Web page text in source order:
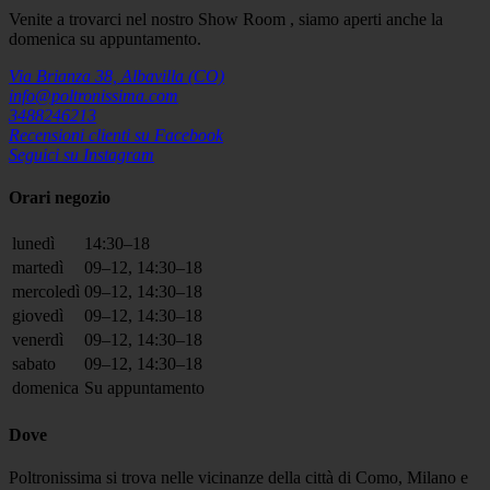
Venite a trovarci nel nostro Show Room , siamo aperti anche la
domenica su appuntamento.
Via Brianza 38, Albavilla (CO)
info@poltronissima.com
3488246213
Recensioni clienti su Facebook
Seguici su Instagram
Orari negozio
lunedì
14:30–18
martedì
09–12, 14:30–18
mercoledì 09–12, 14:30–18
giovedì
09–12, 14:30–18
venerdì
09–12, 14:30–18
sabato
09–12, 14:30–18
domenica Su appuntamento
Dove
Poltronissima si trova nelle vicinanze della città di Como, Milano e